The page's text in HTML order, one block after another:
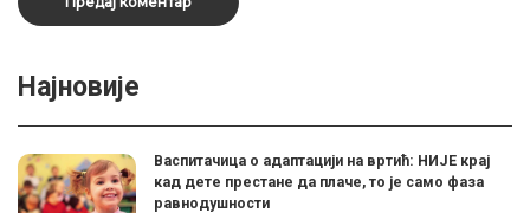
Најновије
Васпитачица о адаптацији на вртић: НИЈЕ крај
кад дете престане да плаче, то је само фаза
равнодушности